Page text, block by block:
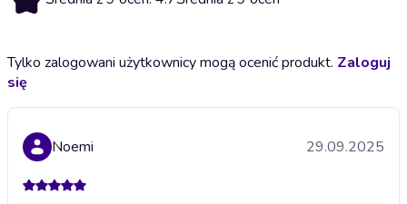
Tylko zalogowani użytkownicy mogą ocenić produkt. Zaloguj
się
Noemi 29.09.2025